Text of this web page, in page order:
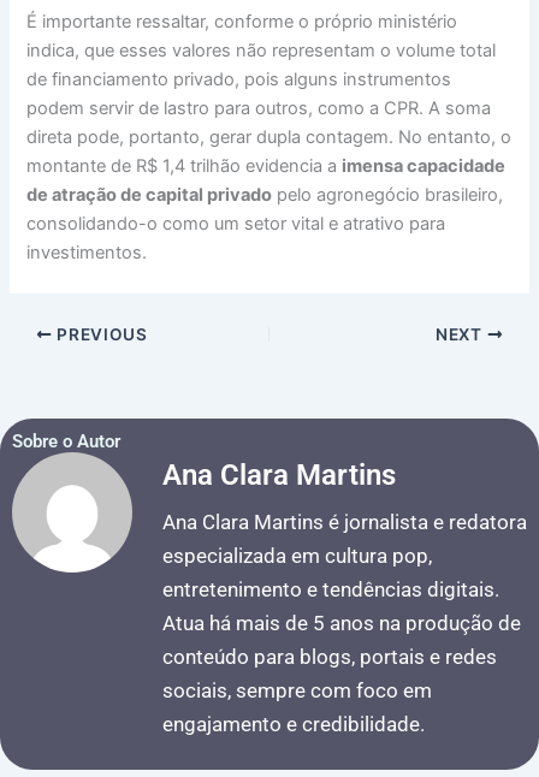
É importante ressaltar, conforme o próprio ministério
indica, que esses valores não representam o volume total
de financiamento privado, pois alguns instrumentos
podem servir de lastro para outros, como a CPR. A soma
direta pode, portanto, gerar dupla contagem. No entanto, o
montante de R$ 1,4 trilhão evidencia a imensa capacidade
de atração de capital privado pelo agronegócio brasileiro,
consolidando-o como um setor vital e atrativo para
investimentos.
PREVIOUS NEXT
Sobre o Autor
Ana Clara Martins
Ana Clara Martins é jornalista e redatora
especializada em cultura pop,
entretenimento e tendências digitais.
Atua há mais de 5 anos na produção de
conteúdo para blogs, portais e redes
sociais, sempre com foco em
engajamento e credibilidade.